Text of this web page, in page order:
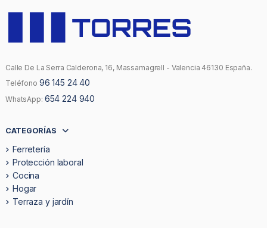
Calle De La Serra Calderona, 16, Massamagrell - Valencia 46130 España.
Teléfono 96 145 24 40
WhatsApp: 654 224 940
CATEGORÍAS
Ferretería
Protección laboral
Cocina
Hogar
Terraza y jardín